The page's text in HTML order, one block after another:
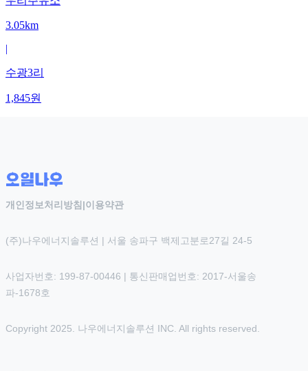
3.05km
|
수광3리
1,845원
개인정보처리방침 |이용약관
(주)나우에너지솔루션 | 서울 송파구 백제고분로27길 24-5
사업자번호: 199-87-00446 | 통신판매업번호: 2017-서울송
파-1678호
Copyright 2025. 나우에너지솔루션 INC. All rights reserved.